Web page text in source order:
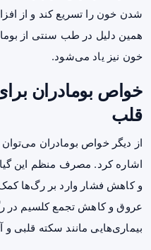
شدن خون را تسریع کند و از
همین دلیل در طب سنتی از
خون نیز یاد می‌شود.
خواص بومادران
قلب
از دیگر خواص بومادران
اشاره کرد. مصرف منظم این
و کاهش فشار وارد بر رگ‌ها کمک
عروق و کاهش تجمع کلسیم در
بیماری‌هایی مانند سکته قلبی